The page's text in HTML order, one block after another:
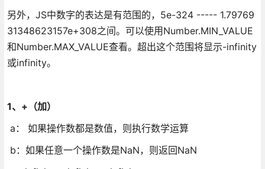
另外，JS中数字的表达是有范围的，5e-324 ----- 1.79769
31348623157e+308之间。可以使用Number.MIN_VALUE
和Number.MAX_VALUE查看。超出这个范围将显示-infinity
或infinity。
1、+（加）
a： 如果操作数都是数值，则执行数学运算
b：如果任意一个操作数是NaN，则返回NaN